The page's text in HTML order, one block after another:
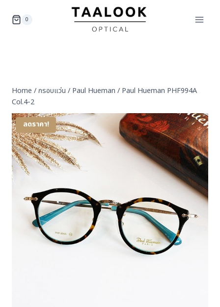
0
Home /กรอบแว่น / Paul Hueman / Paul Hueman PHF994A
Col.4-2
ลดราคา!